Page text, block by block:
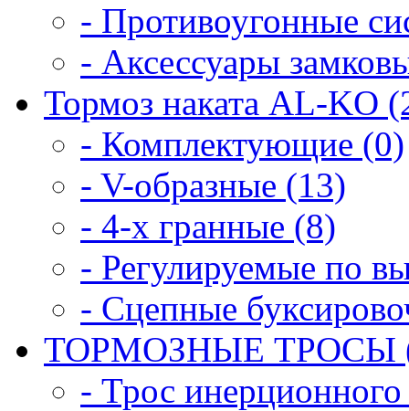
- Противоугонные
- Аксессуары
Тормоз наката AL-KO
- Комплектующие (0)
- V-образные (13)
- 4-х гранные (8)
- Регулируемые по
- Сцепные
ТОРМОЗНЫЕ ТРОСЫ
- Трос